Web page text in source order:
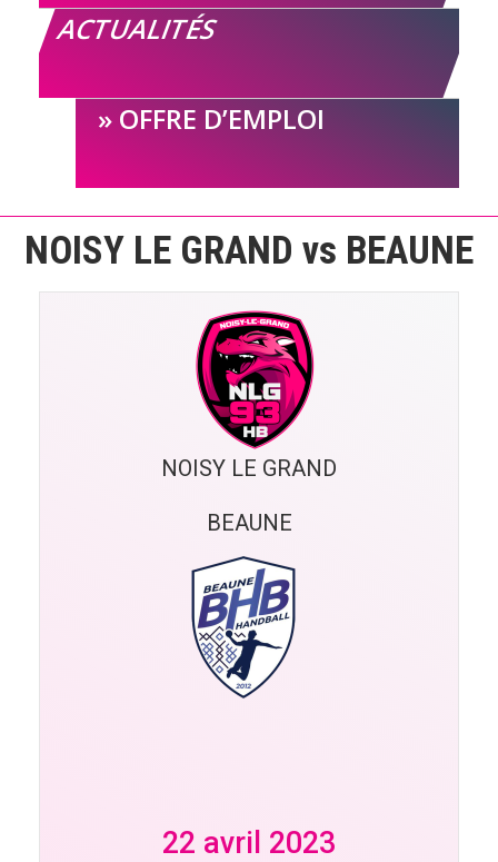
ACTUALITÉS
OFFRE D’EMPLOI
NOISY LE GRAND vs BEAUNE
NOISY LE GRAND
BEAUNE
22 avril 2023